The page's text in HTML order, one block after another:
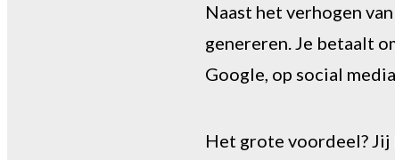
Naast het verhogen
genereren. Je betaalt
Google, op social
Het grote voordeel? Jij